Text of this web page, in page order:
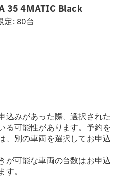
35 4MATIC Black
定: 80台
込みがあった際、選択された
る可能性があります。予約を
、別の車両を選択してお申込
が可能な車両の台数はお申込
。